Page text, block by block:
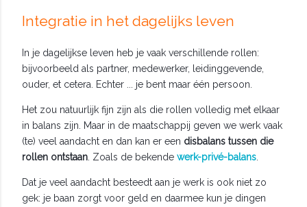
Integratie in het dagelijks leven
In je dagelijkse leven heb je vaak verschillende rollen:
bijvoorbeeld als partner, medewerker, leidinggevende,
ouder, et cetera. Echter ... je bent maar één persoon.
Het zou natuurlijk fijn zijn als die rollen volledig met elkaar
in balans zijn. Maar in de maatschappij geven we werk vaak
(te) veel aandacht en dan kan er een disbalans tussen die
rollen ontstaan . Zoals de bekende werk-privé-balans
Dat je veel aandacht besteedt aan je werk is ook niet zo
gek: je baan zorgt voor geld en daarmee kun je dingen